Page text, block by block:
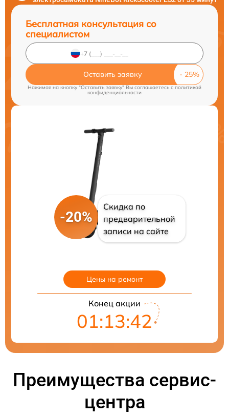
Бесплатная консультация со
специалистом
Оставить заявку
Нажимая на кнопку "Оставить заявку" Вы соглашаетесь c политикой
конфиденциальности
-20%
Скидка по
предварительной
записи на сайте
Цены на ремонт
Конец акции
01:13:41
Преимущества сервис-
центра